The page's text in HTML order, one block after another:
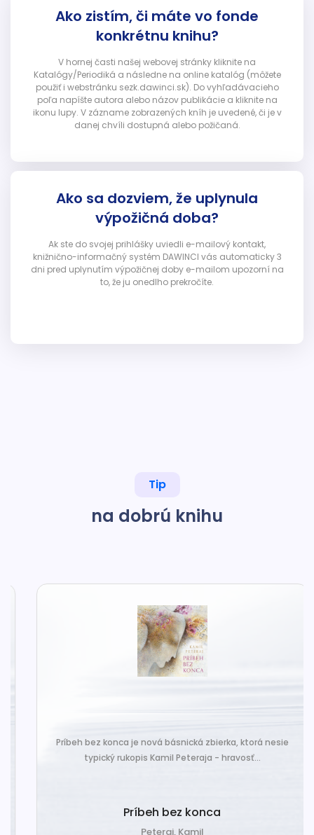
Ako zistím, či máte vo fonde
konkrétnu knihu?
V hornej časti našej webovej stránky kliknite na
Katalógy/Periodiká a následne na online katalóg (môžete
použiť i webstránku sezk.dawinci.sk). Do vyhľadávacieho
poľa napíšte autora alebo názov publikácie a kliknite na
ikonu lupy. V zázname zobrazených kníh je uvedené, či je v
danej chvíli dostupná alebo požičaná.
Ako sa dozviem, že uplynula
výpožičná doba?
Ak ste do svojej prihlášky uviedli e-mailový kontakt,
knižnično-informačný systém DAWINCI vás automaticky 3
dni pred uplynutím výpožičnej doby e-mailom upozorní na
to, že ju onedlho prekročíte.
Tip
na dobrú knihu
Príbeh bez konca je nová básnická zbierka, ktorá nesie
typický rukopis Kamil Peteraja - hravosť...
Príbeh bez konca
Peteraj, Kamil